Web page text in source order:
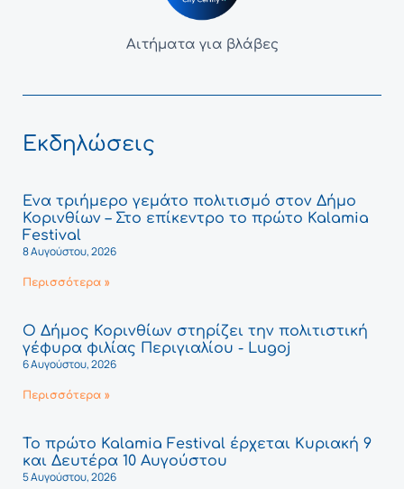
Αιτήματα για βλάβες
Εκδηλώσεις
Ένα τριήμερο γεμάτο πολιτισμό στον Δήμο
Κορινθίων – Στο επίκεντρο το πρώτο Kalamia
Festival
8 Αυγούστου, 2026
Περισσότερα »
Ο Δήμος Κορινθίων στηρίζει την πολιτιστική
γέφυρα φιλίας Περιγιαλίου - Lugoj
6 Αυγούστου, 2026
Περισσότερα »
Το πρώτο Kalamia Festival έρχεται Κυριακή 9
και Δευτέρα 10 Αυγούστου
5 Αυγούστου, 2026